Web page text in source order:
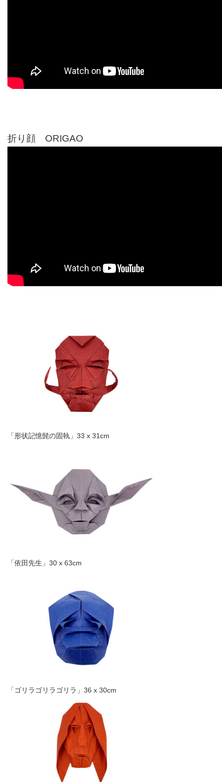
折り顔 ORIGAO
「形状記憶髭の固執」33 x 31cm
「依田先生」30 x 63cm
「ゴリラゴリラゴリラ」36 x 30cm